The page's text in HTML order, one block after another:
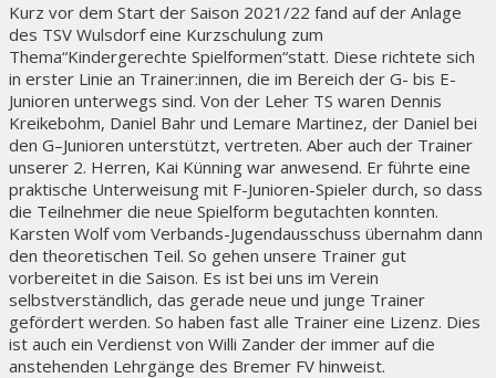
Kurz vor dem Start der Saison 2021/22 fand auf der Anlage
des TSV Wulsdorf eine Kurzschulung zum
Thema“Kindergerechte Spielformen“statt. Diese richtete sich
in erster Linie an Trainer:innen, die im Bereich der G- bis E-
Junioren unterwegs sind. Von der Leher TS waren Dennis
Kreikebohm, Daniel Bahr und Lemare Martinez, der Daniel bei
den G–Junioren unterstützt, vertreten. Aber auch der Trainer
unserer 2. Herren, Kai Künning war anwesend. Er führte eine
praktische Unterweisung mit F-Junioren-Spieler durch, so dass
die Teilnehmer die neue Spielform begutachten konnten.
Karsten Wolf vom Verbands-Jugendausschuss übernahm dann
den theoretischen Teil. So gehen unsere Trainer gut
vorbereitet in die Saison. Es ist bei uns im Verein
selbstverständlich, das gerade neue und junge Trainer
gefördert werden. So haben fast alle Trainer eine Lizenz. Dies
ist auch ein Verdienst von Willi Zander der immer auf die
anstehenden Lehrgänge des Bremer FV hinweist.